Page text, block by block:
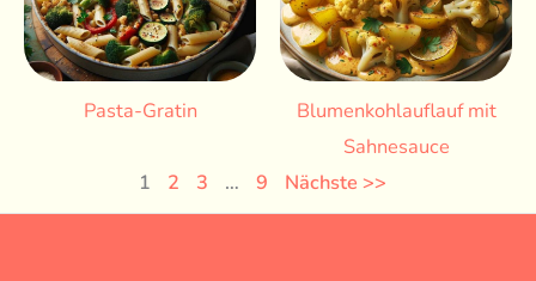
Pasta-Gratin
Blumenkohlauflauf mit
Sahnesauce
1
2 3 … 9 Nächste >>